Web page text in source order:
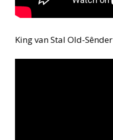
King van Stal Old-Sênder